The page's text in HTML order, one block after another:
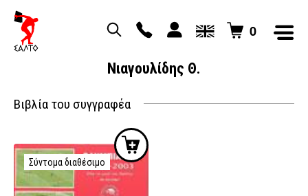
0
Νιαγουλίδης Θ.
Βιβλία του συγγραφέα
Σύντομα διαθέσιμο